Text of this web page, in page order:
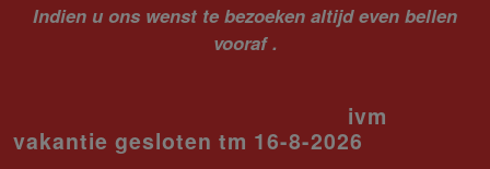
Indien u ons wenst te bezoeken altijd even bellen
vooraf .
ivm
vakantie gesloten tm 16-8-2026